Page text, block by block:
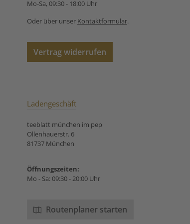
Mo-Sa, 09:30 - 18:00 Uhr
Oder über unser Kontaktformular.
Vertrag widerrufen
Ladengeschäft
teeblatt münchen im pep
Ollenhauerstr. 6
81737 München
Öffnungszeiten:
Mo - Sa: 09:30 - 20:00 Uhr
Routenplaner starten